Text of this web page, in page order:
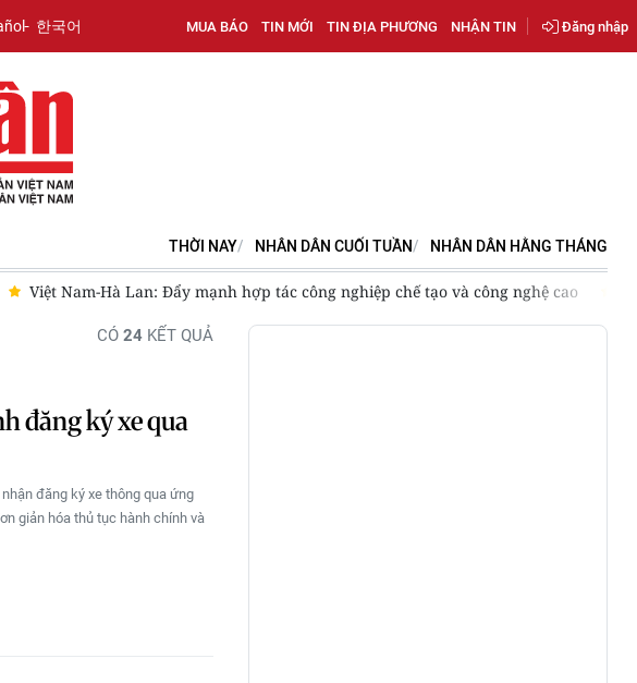
한국어 MUA BÁO TIN MỚI TIN ĐỊA PHƯƠNG NHẬN TIN Đăng nhập
THỜI NAY NHÂN DÂN CUỐI TUẦN NHÂN DÂN HẰNG THÁNG
Việt Nam-Hà Lan: Đẩy mạnh hợp tác công nghiệp chế tạo và công nghệ cao
CÓ 24 KẾT QUẢ
đăng ký xe qua
đăng ký xe thông qua ứng
giản hóa thủ tục hành chính và